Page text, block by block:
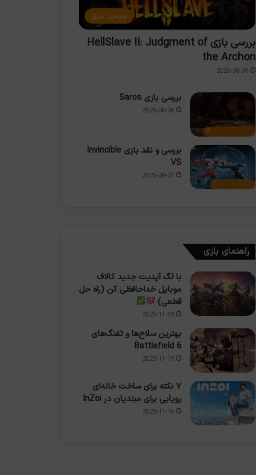
بررسی بازی
بررسی بازی HellSlave II: Judgment of
the Archon
2026-08-09
8
بررسی بازی Saros
2026-08-08
7
بررسی و نقد بازی Invincible
VS
2026-08-07
راهنمای بازی
با لگ آپدیت جدید کالاف
موبایل خداحافظی کن (راه حل
قطعی)
2025-11-24
بهترین سلاح‌ها و تفنگ‌های
Battlefield 6
2025-11-19
۷ نکته برای ساخت خانه‌ای
رویایی برای مبتدیان در InZoi
2025-11-16